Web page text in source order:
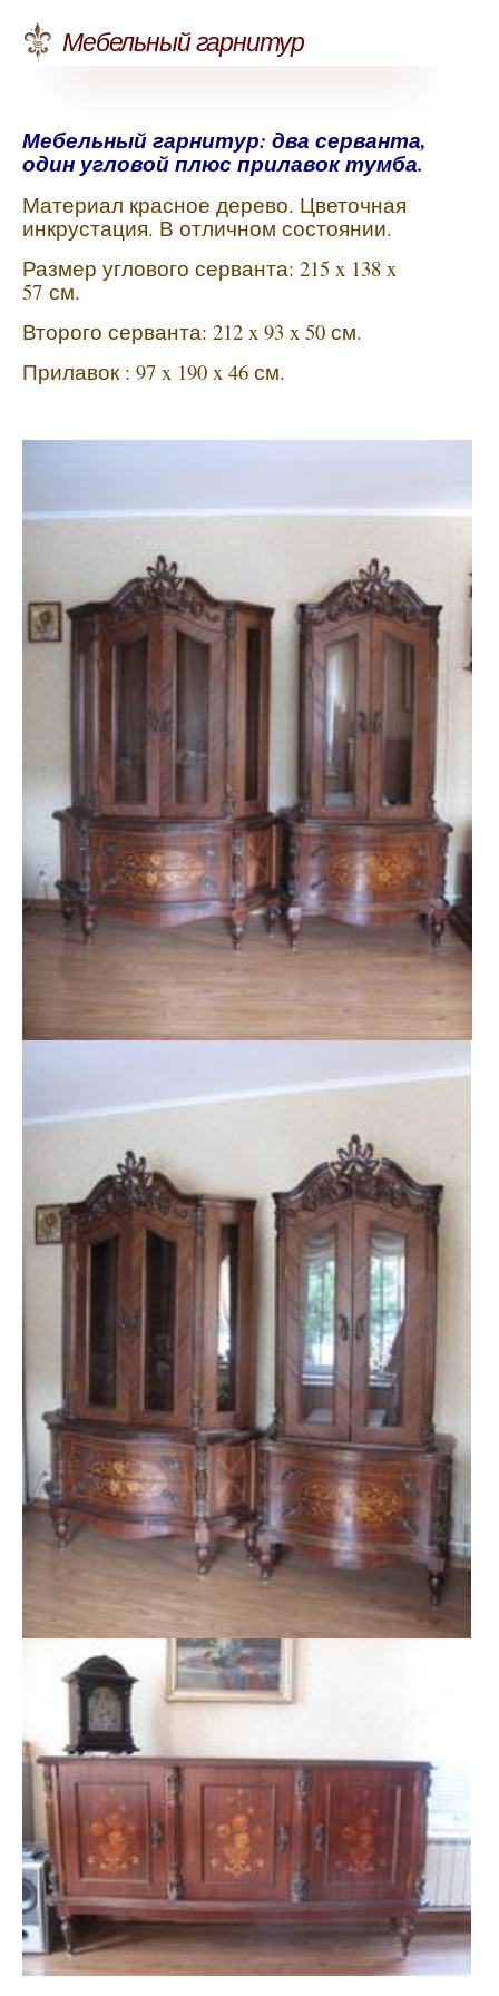
Мебельный гарнитур
Мебельный гарнитур: два серванта,
один угловой плюс прилавок тумба.
Материал красное дерево. Цветочная
инкрустация. В отличном состоянии.
Размер углового серванта: 215 x 138 x
57 см.
Второго серванта: 212 x 93 x 50 см.
Прилавок : 97 x 190 x 46 см.